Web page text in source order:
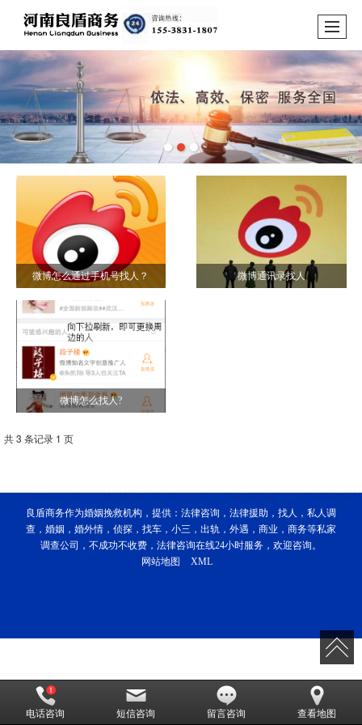
微博怎么通过手机号找人？ 微博通讯录找人
微博怎么找人?
共 3 条记录 1 页
良盾商务作为婚姻挽救机构，提供：法律咨询，法律援助，找人，私人调
查，婚姻，婚外情，侦探，找车，小三，出轨，外遇，商业，商务等私家
调查公司，不成功不收费，法律咨询在线24小时服务，欢迎咨询。
网站地图
XML
电话咨询 短信咨询 留言咨询 查看地图